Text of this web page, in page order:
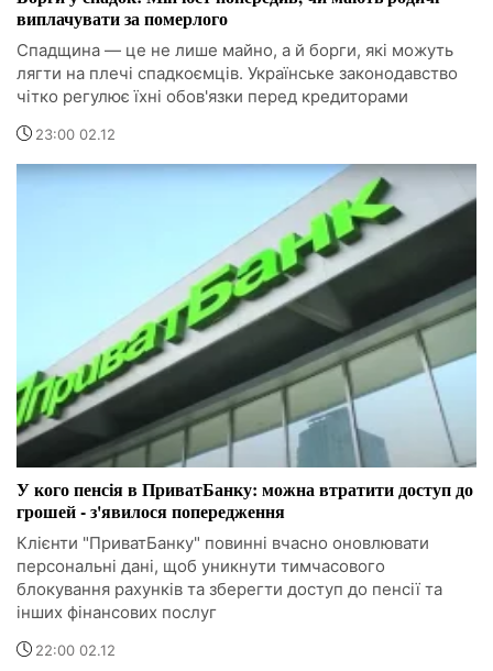
виплачувати за померлого
Спадщина — це не лише майно, а й борги, які можуть
лягти на плечі спадкоємців. Українське законодавство
чітко регулює їхні обов'язки перед кредиторами
23:00 02.12
У кого пенсія в ПриватБанку: можна втратити доступ до
грошей - з'явилося попередження
Клієнти "ПриватБанку" повинні вчасно оновлювати
персональні дані, щоб уникнути тимчасового
блокування рахунків та зберегти доступ до пенсії та
інших фінансових послуг
22:00 02.12